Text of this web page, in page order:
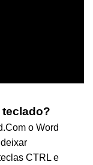
teclado?
o Word
CTRL e